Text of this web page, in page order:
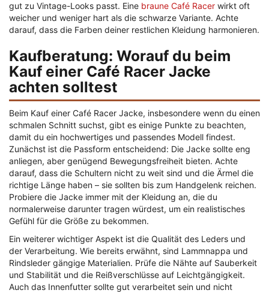
gut zu Vintage-Looks passt. Eine braune Café Racer wirkt oft
weicher und weniger hart als die schwarze Variante. Achte
darauf, dass die Farben deiner restlichen Kleidung harmonieren.
Kaufberatung: Worauf du beim
Kauf einer Café Racer Jacke
achten solltest
Beim Kauf einer Café Racer Jacke, insbesondere wenn du einen
schmalen Schnitt suchst, gibt es einige Punkte zu beachten,
damit du ein hochwertiges und passendes Modell findest.
Zunächst ist die Passform entscheidend: Die Jacke sollte eng
anliegen, aber genügend Bewegungsfreiheit bieten. Achte
darauf, dass die Schultern nicht zu weit sind und die Ärmel die
richtige Länge haben – sie sollten bis zum Handgelenk reichen.
Probiere die Jacke immer mit der Kleidung an, die du
normalerweise darunter tragen würdest, um ein realistisches
Gefühl für die Größe zu bekommen.
Ein weiterer wichtiger Aspekt ist die Qualität des Leders und
der Verarbeitung. Wie bereits erwähnt, sind Lammnappa und
Rindsleder gängige Materialien. Prüfe die Nähte auf Sauberkeit
und Stabilität und die Reißverschlüsse auf Leichtgängigkeit.
Auch das Innenfutter sollte gut verarbeitet sein und nicht